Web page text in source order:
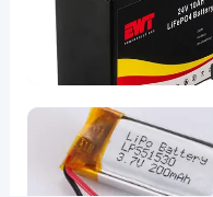
Batería
del
polímero
de la ión
de litio
#
Batería